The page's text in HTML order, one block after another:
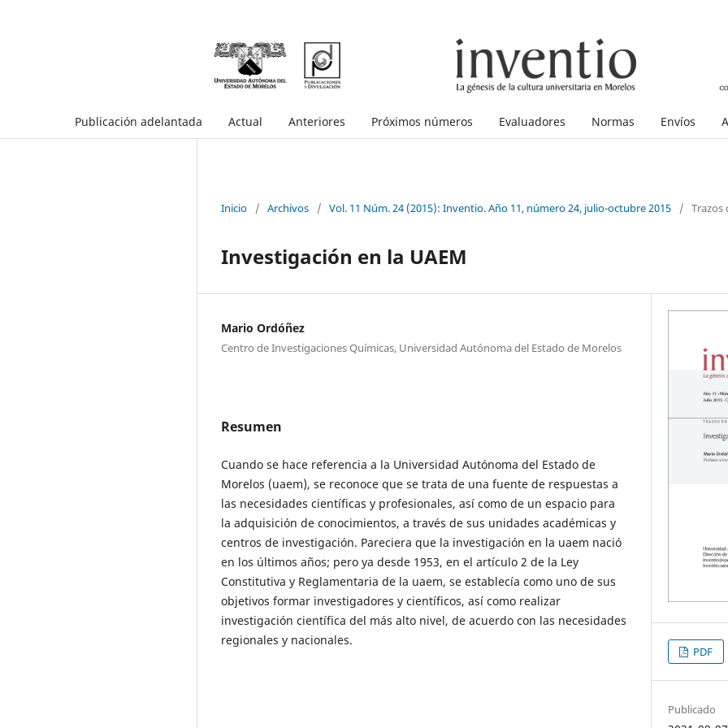
Publicación adelantada Actual Anteriores Próximos números Evaluadores Normas Envíos
Inicio / Archivos / Vol. 11 Núm. 24 (2015): Inventio. Año 11, número 24, julio-octubre 2015 / Trazos
Investigación en la UAEM
Mario Ordóñez
Centro de Investigaciones Químicas, Universidad Autónoma del Estado de Morelos
Resumen
Cuando se hace referencia a la Universidad Autónoma del Estado de
Morelos (uaem), se reconoce que se trata de una fuente de respuestas a
las necesidades científicas y profesionales, así como de un espacio para
la adquisición de conocimientos, a través de sus unidades académicas y
centros de investigación. Pareciera que la investigación en la uaem nació
en los últimos años; pero ya desde 1953, en el artículo 2 de la Ley
Constitutiva y Reglamentaria de la uaem, se establecía como uno de sus
objetivos formar investigadores y científicos, así como realizar
investigación científica del más alto nivel, de acuerdo con las necesidades
regionales y nacionales.
PDF
Publicado